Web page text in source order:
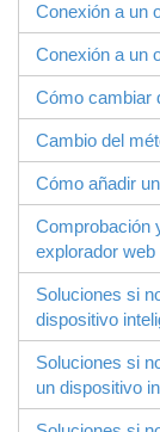
Conexión a un
Conexión a un
Cómo cambiar
Cambio del
Cómo añadir
Comprobación
explorador web
Soluciones si
dispositivo
Soluciones si
un dispositivo